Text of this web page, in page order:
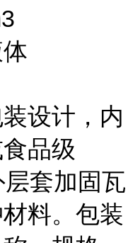
设计，内
品级
套加固瓦
料。包装